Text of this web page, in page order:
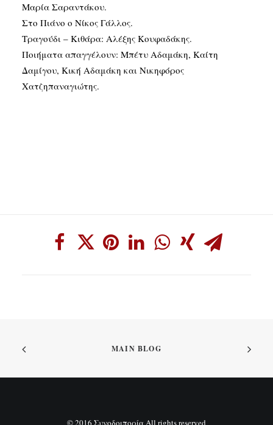
Μαρία Σαραντάκου.
Στο Πιάνο ο Νίκος Γάλλος.
Τραγούδι – Κιθάρα: Αλέξης Κουφαδάκης.
Ποιήματα απαγγέλουν: Μπέτυ Αδαμάκη, Καίτη
Δαμίγου, Κική Αδαμάκη και Νικηφόρος
Χατζηπαναγιώτης.
MAIN BLOG
© 2016 Συνοδοιπορία All rights reserved